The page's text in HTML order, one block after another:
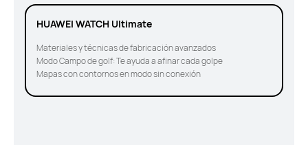
HUAWEI WATCH Ultimate
Materiales y técnicas de fabricación avanzados
Modo Campo de golf: Te ayuda a afinar cada golpe
Mapas con contornos en modo sin conexión